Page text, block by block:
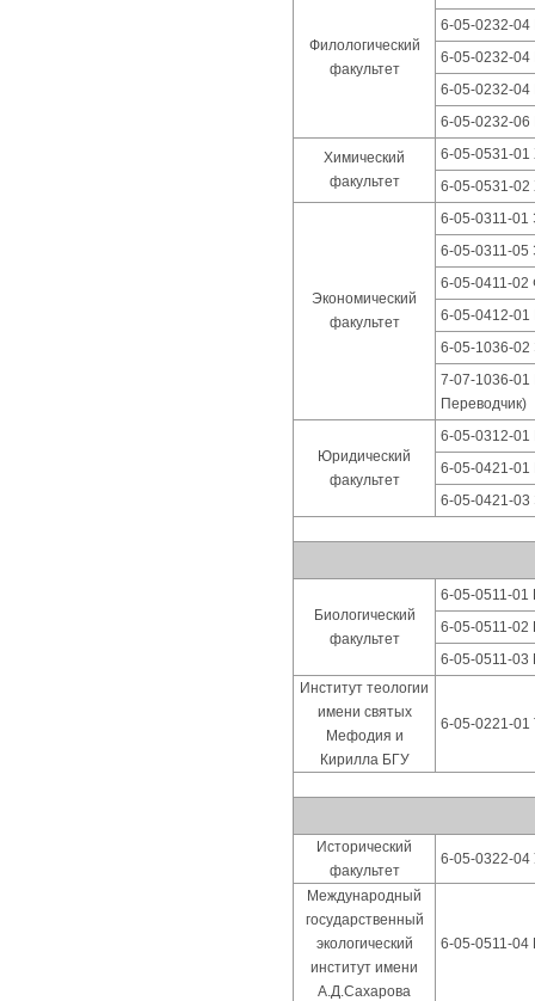
Филологический
факультет
6-05-0232-04
6-05-0232-04
6-05-0232-04
6-05-0232-06
Химический
факультет
6-05-0531-
6-05-0531-02
Экономический
факультет
6-05-0311-01
6-05-0311-05
6-05-0411-02
6-05-0412-
6-05-1036-02
7-07-1036-01
Переводчик)
Юридический
факультет
6-05-0312-01
6-05-0421-
6-05-0421-03
Биологический
факультет
6-05-0511-01
6-05-0511-02
6-05-0511-03
Институт теологии
имени святых
Мефодия и
Кирилла БГУ
6-05-0221-01
Исторический
факультет
6-05-0322-04
Международный
государственный
экологический
институт имени
А.Д.Сахарова
6-05-0511-04